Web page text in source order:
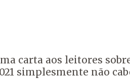
carta aos leitores
simplesmente não